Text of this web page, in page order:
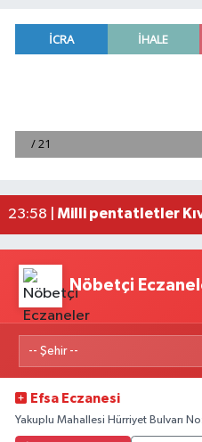
00:39 |
Mersin'de
23:58 | Milli pentatletler
Nöbetçi
Efsa Eczanesi
Yakuplu Mahallesi Hürriyet Bulvarı